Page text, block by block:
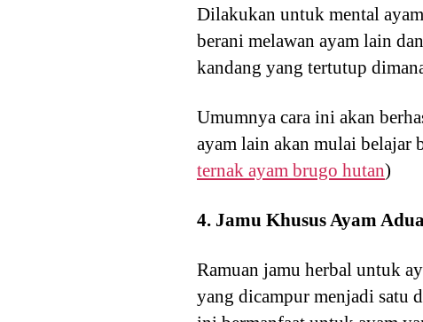
Dilakukan untuk mental
berani melawan ayam lain
kandang yang tertutup
Umumnya cara ini akan
ayam lain akan mulai belajar
ternak ayam brugo hutan)
4. Jamu Khusus Ayam
Ramuan jamu herbal untuk
yang dicampur menjadi satu